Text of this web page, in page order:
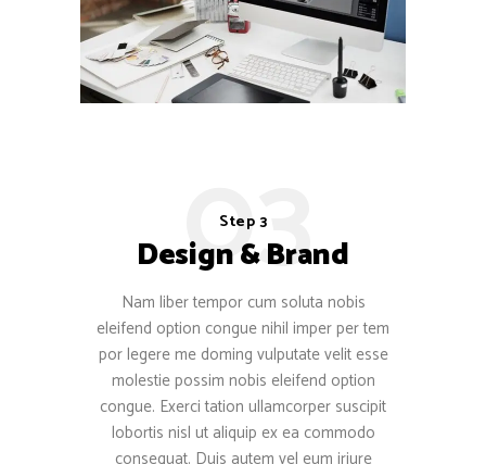
03
Step 3
Design & Brand
Nam liber tempor cum soluta nobis
eleifend option congue nihil imper per tem
por legere me doming vulputate velit esse
molestie possim nobis eleifend option
congue. Exerci tation ullamcorper suscipit
lobortis nisl ut aliquip ex ea commodo